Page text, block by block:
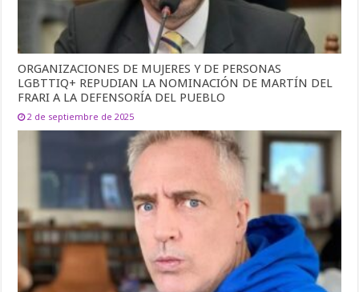
ORGANIZACIONES DE MUJERES Y DE PERSONAS
LGBTTIQ+ REPUDIAN LA NOMINACIÓN DE MARTÍN DEL
FRARI A LA DEFENSORÍA DEL PUEBLO
2 de septiembre de 2025